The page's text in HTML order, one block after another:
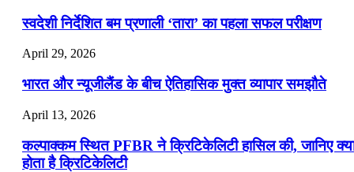
स्वदेशी निर्देशित बम प्रणाली ‘तारा’ का पहला सफल परीक्षण
April 29, 2026
भारत और न्यूजीलैंड के बीच ऐतिहासिक मुक्त व्यापार समझौते
April 13, 2026
कल्पाक्कम स्थित PFBR ने क्रिटिकेलिटी हासिल की, जानिए
होता है क्रिटिकेलिटी